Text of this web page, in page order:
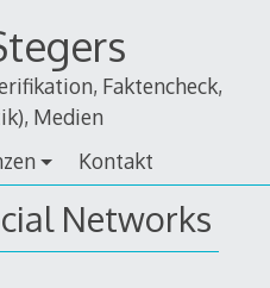
Faktencheck,
Medien
Kontakt
Networks